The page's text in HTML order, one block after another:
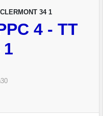
34 1
4 - TT
1